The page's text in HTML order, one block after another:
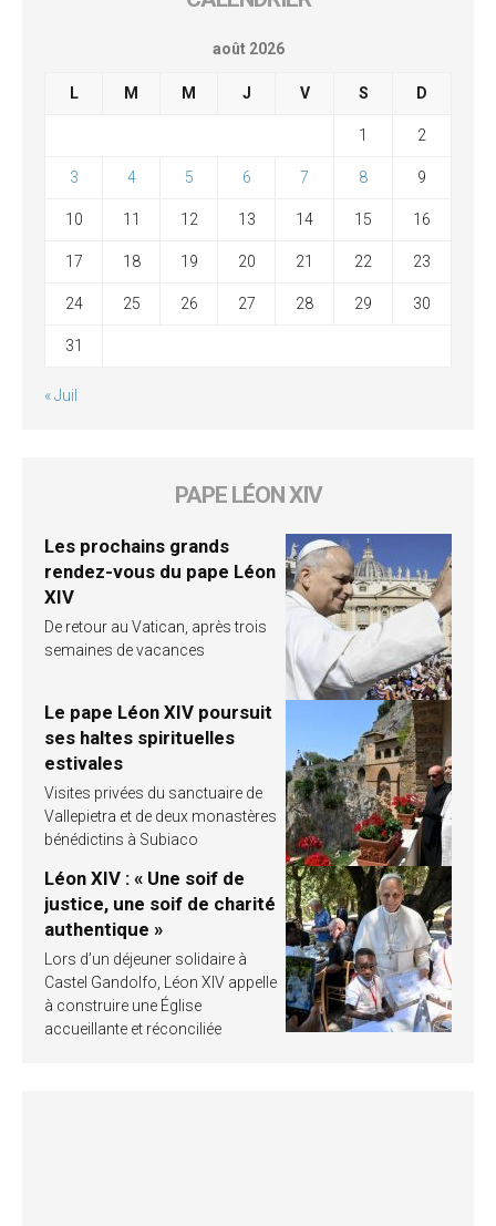
août 2026
L M M J V S D
1 2
3 4 5 6 7 8 9
10 11 12 13 14 15 16
17 18 19 20 21 22 23
24 25 26 27 28 29 30
31
« Juil
PAPE LÉON XIV
Les prochains grands
rendez-vous du pape Léon
XIV
De retour au Vatican, après trois
semaines de vacances
Le pape Léon XIV poursuit
ses haltes spirituelles
estivales
Visites privées du sanctuaire de
Vallepietra et de deux monastères
bénédictins à Subiaco
Léon XIV : « Une soif de
justice, une soif de charité
authentique »
Lors d’un déjeuner solidaire à
Castel Gandolfo, Léon XIV appelle
à construire une Église
accueillante et réconciliée